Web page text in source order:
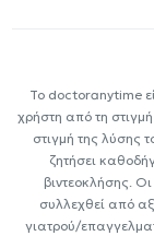
Το doctoranytime
χρήστη από τη
στιγμή της λύσης
ζητήσει
βιντεοκλήσης.
συλλεχθεί από
γιατρού/